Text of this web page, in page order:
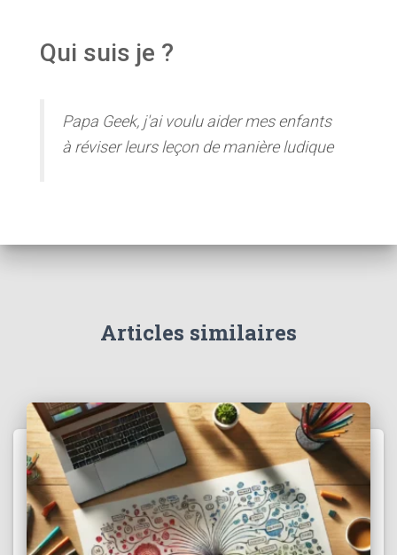
Qui suis je ?
Papa Geek, j'ai voulu aider mes enfants
à réviser leurs leçon de manière ludique
Articles similaires